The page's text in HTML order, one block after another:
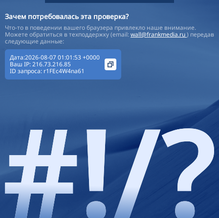
Зачем потребовалась эта проверка?
Что-то в поведении вашего браузера привлекло наше внимание.
Можете обратиться в техподдержку (email:wall@frankmedia.ru) передав
следующие данные:
Дата:2026-08-07 01:01:53 +0000
Ваш IP:216.73.216.85
ID запроса: r1FEc4W4na61